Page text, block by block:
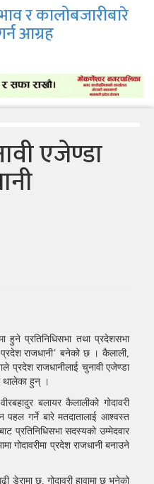
र कालोबजारीबारे
आग्रह
एजेण्डा
हुने प्रतिनिधिसभा तथा प्रदेशसभा
राजधानी’ बनेको छ । कैलाली,
प्रदेश राजधानीलाई चुनावी एजेण्डा
थालेका हुन् ।
बलायर कैलालीको गोदावरी
पहल गर्ने बारे मतदातालाई आश्वस्त
प्रतिनिधिसभा सदस्यको उम्मेदवार
गोदावरीमा प्रदेश राजधानी बनाउने
डेरामा छ, गोदावरी हावामा छ भनेको